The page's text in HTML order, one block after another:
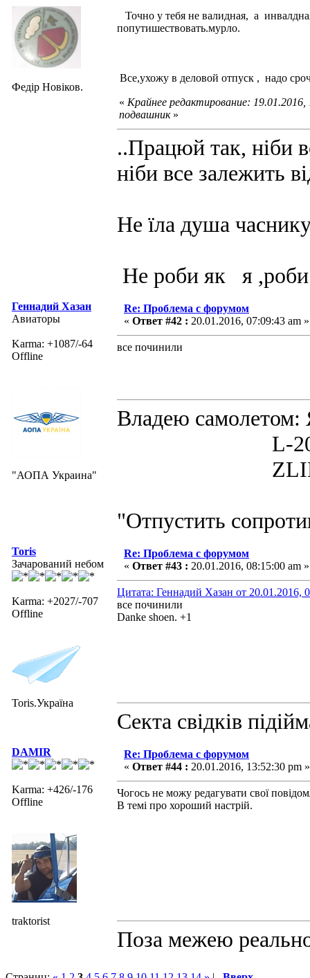
Федір Новіков.
Точно у тебя не валидная, а
попутишествовать.мурло.
Все,ухожу в деловой отпуск , надо
« Крайнее редактирование:
подвашник»
..Працюй так, ніби
ніби все залежить
Не їла душа
Не роби як я
Геннадий Хазан
Авиаторы
Karma: +1087/-64
Offline
"АОПА Украина"
Re: Проблема с форумом
« Ответ #42 : 20.01.2016, 07:09:43 am »
все починили
Владею
L-200D
ZLIN 526
"Отпустить
Toris
Зачарований небом
Karma: +2027/-707
Offline
Toris.Україна
Re: Проблема с форумом
« Ответ #43 : 20.01.2016, 08:15:00 am »
Цитата: Геннадий Хазан от 20.01.2016,
все починили
Danke shoen. +1
Секта свідків
DAMIR
Karma: +426/-176
Offline
traktorist
Re: Проблема с форумом
« Ответ #44 : 20.01.2016, 13:52:30 pm »
Чогось не можу редагувати свої
В темі про хороший настрій.
Поза межею